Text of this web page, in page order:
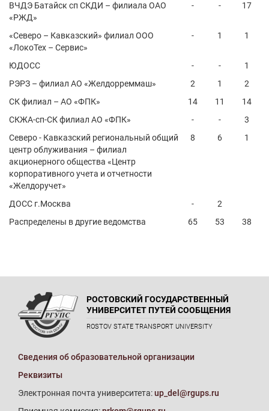
ВЧДЭ Батайск сп СКДИ – филиала ОАО
«РЖД»
- - 17
«Северо – Кавказский» филиал ООО
«ЛокоТех – Сервис»
- 1 1
ЮДОСС - -
1
РЭРЗ – филиал АО «Желдорреммаш»
2 1
2
СК филиал – АО «ФПК»
14 11
14
СКЖА-сп-СК филиал АО «ФПК»
- -
3
Северо - Кавказский региональный общий
центр облуживания – филиал
акционерного общества «Центр
корпоративного учета и отчетности
«Желдоручет»
8 6 1
ДОСС г.Москва -
2
Распределены в другие ведомства
65 53 38
РОСТОВСКИЙ ГОСУДАРСТВЕННЫЙ
УНИВЕРСИТЕТ ПУТЕЙ СООБЩЕНИЯ
ROSTOV STATE TRANSPORT UNIVERSITY
Сведения об образовательной организации
Реквизиты
Электронная почта университета:up_del@rgups.ru